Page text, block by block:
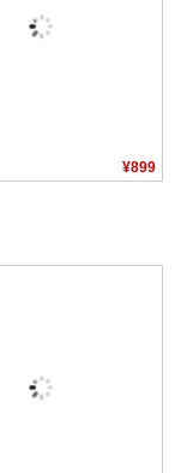
¥899